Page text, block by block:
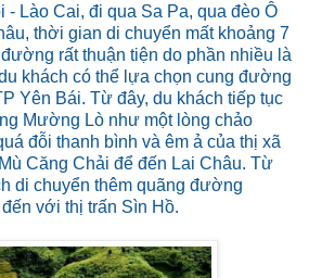
Lào Cai, đi qua Sa Pa, qua đèo Ô
thời gian di chuyển mất khoảng 7
rất thuận tiện do phần nhiều là
khách có thể lựa chọn cung đường
Yên Bái. Từ đây, du khách tiếp tục
Mường Lò như một lòng chảo
đỗi thanh bình và êm ả của thị xã
Căng Chải để đến Lai Châu. Từ
di chuyển thêm quãng đường
với thị trấn Sìn Hồ.